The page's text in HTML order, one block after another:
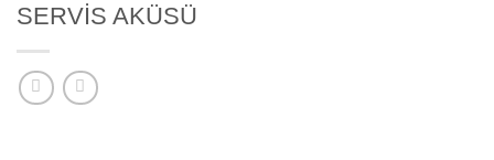
SERVİS AKÜSÜ